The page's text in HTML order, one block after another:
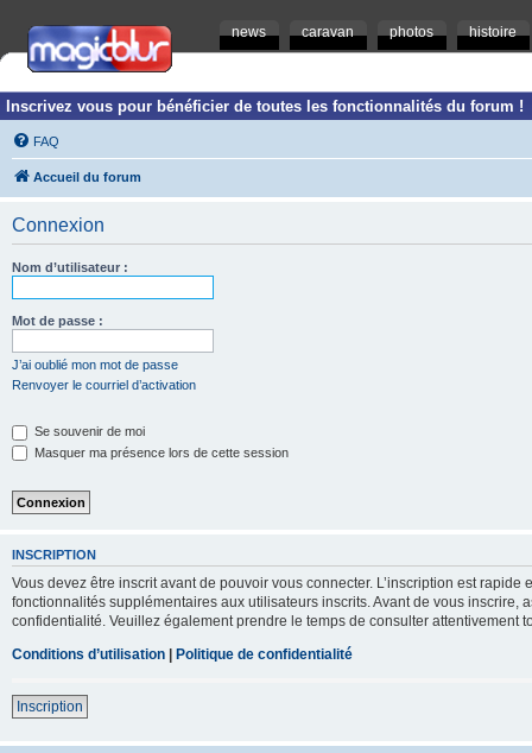
news caravan photos histoire
Inscrivez vous pour bénéficier de toutes les fonctionnalités du forum !
FAQ
Accueil du forum
Connexion
Nom d’utilisateur :
Mot de passe :
J’ai oublié mon mot de passe
Renvoyer le courriel d’activation
Se souvenir de moi
Masquer ma présence lors de cette session
INSCRIPTION
Vous devez être inscrit avant de pouvoir vous connecter. L’inscription est
fonctionnalités supplémentaires aux utilisateurs inscrits. Avant de vous inscrire,
confidentialité. Veuillez également prendre le temps de consulter attentivement
Conditions d’utilisation | Politique de confidentialité
Inscription